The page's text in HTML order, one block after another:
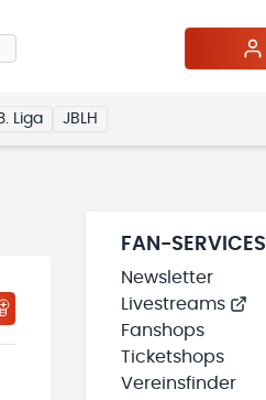
Liga JBLH
WIRD GELADEN
TEAMS“ HINZUFÜGEN
FAN-SERVICES
Newsletter
Livestreams
Fanshops
Ticketshops
Vereinsfinder